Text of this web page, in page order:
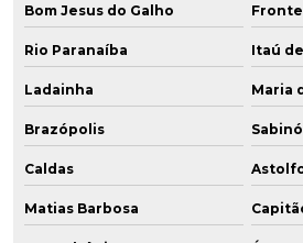
Bom Jesus do Galho
Rio Paranaíba Itaú
Ladainha Maria
Brazópolis
Caldas
Matias Barbosa